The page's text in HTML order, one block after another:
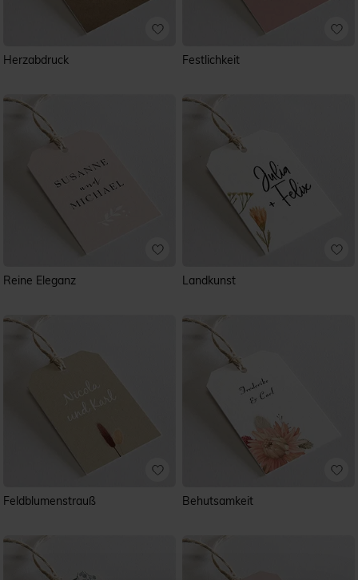
Herzabdruck Festlichkeit
Reine Eleganz Landkunst
Feldblumenstrauß Behutsamkeit